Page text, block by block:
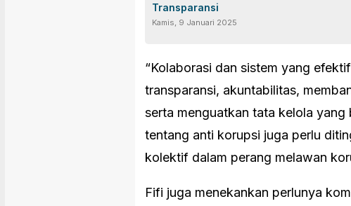
Transparansi
Kamis, 9 Januari 2025
“Kolaborasi dan sistem yang
transparansi, akuntabilitas,
serta menguatkan tata kelola
tentang anti korupsi juga perlu
kolektif dalam perang melawan
Fifi juga menekankan perlunya